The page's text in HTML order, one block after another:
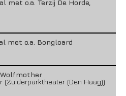
met o.a. Terzij De Horde,
met o.a. Bongloard
Wolfmother
(Zuiderparktheater (Den Haag))